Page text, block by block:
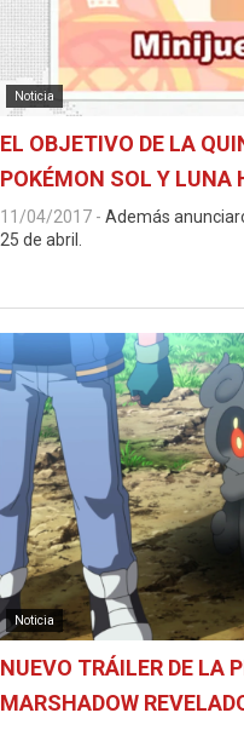
Noticia
EL OBJETIVO DE LA
POKÉMON SOL Y LUNA
11/04/2017 - Además
25 de abril.
Noticia
NUEVO TRÁILER DE LA
MARSHADOW